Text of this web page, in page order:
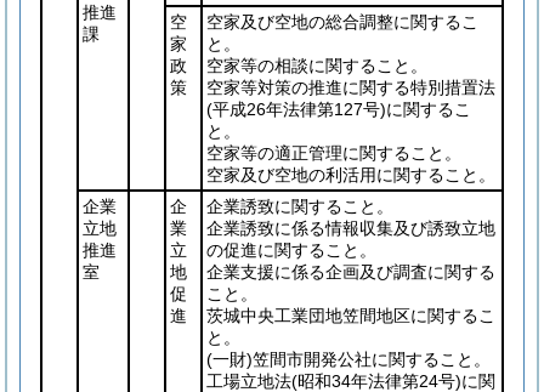
推進
課
空
家
政
策
空家及び空地の総合調整に関するこ
と。
空家等の相談に関すること。
空家等対策の推進に関する特別措置法
(平成26年法律第127号)に関するこ
と。
空家等の適正管理に関すること。
空家及び空地の利活用に関すること。
企業
立地
推進
室
企
業
立
地
促
進
企業誘致に関すること。
企業誘致に係る情報収集及び誘致立地
の促進に関すること。
企業支援に係る企画及び調査に関する
こと。
茨城中央工業団地笠間地区に関するこ
と。
(一財)笠間市開発公社に関すること。
工場立地法(昭和34年法律第24号)に関